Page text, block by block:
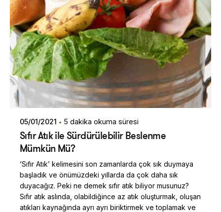
05/01/2021 5 dakika okuma süresi
Sıfır Atık ile Sürdürülebilir Beslenme
Mümkün Mü?
‘Sıfır Atık’ kelimesini son zamanlarda çok sık duymaya
başladık ve önümüzdeki yıllarda da çok daha sık
duyacağız. Peki ne demek sıfır atık biliyor musunuz?
Sıfır atık aslında, olabildiğince az atık oluşturmak, oluşan
atıkları kaynağında ayrı ayrı biriktirmek ve toplamak ve